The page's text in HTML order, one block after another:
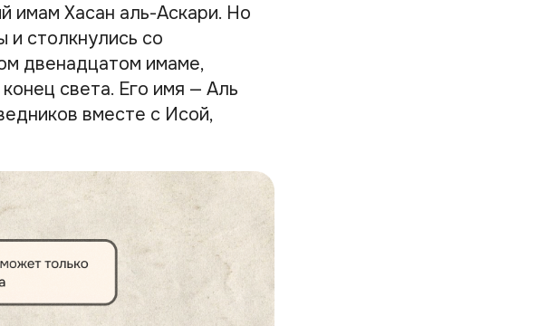
имам Хасан аль-Аскари. Но
и столкнулись со
двенадцатом имаме,
света. Его имя — Аль
вместе с Исой,